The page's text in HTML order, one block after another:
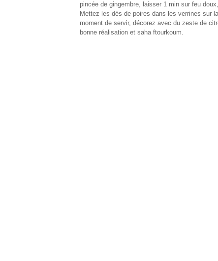
pincée de gingembre, laisser 1 min sur feu
Mettez les dés de poires dans les verrines sur
moment de servir, décorez avec du zeste de
bonne réalisation et saha ftourkoum.